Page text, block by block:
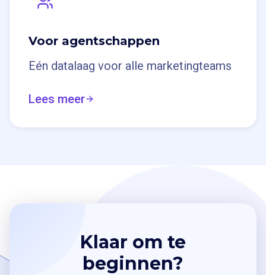
Voor agentschappen
Eén datalaag voor alle marketingteams
Lees meer
Klaar om te
beginnen?